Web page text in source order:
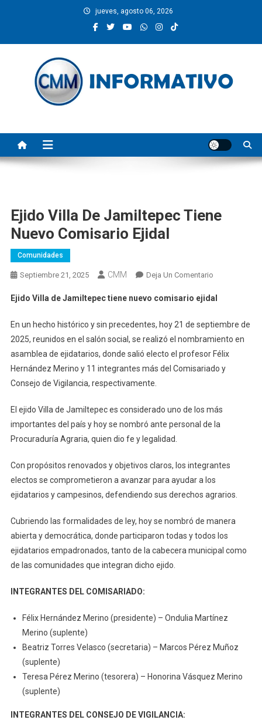
jueves, agosto 06, 2026
Ejido Villa De Jamiltepec Tiene
Nuevo Comisario Ejidal
Comunidades
Septiembre 21, 2025 CMM Deja Un ComentarioEn
Villa
Jamiltepec
Tiene
Nuevo
Comisario
Ejido Villa de Jamiltepec tiene nuevo comisario ejidal
En un hecho histórico y sin precedentes, hoy 21 de septiembre de
2025, reunidos en el salón social, se realizó el nombramiento en
asamblea de ejidatarios, donde salió electo el profesor Félix
Hernández Merino y 11 integrantes más del Comisariado y
Consejo de Vigilancia, respectivamente.
El ejido Villa de Jamiltepec es considerado uno de los más
importantes del país y hoy se nombró ante personal de la
Procuraduría Agraria, quien dio fe y legalidad.
Con propósitos renovados y objetivos claros, los integrantes
electos se comprometieron a avanzar para ayudar a los
ejidatarios y campesinos, defendiendo sus derechos agrarios.
Cubriendo las formalidades de ley, hoy se nombró de manera
abierta y democrática, donde participaron todas y todos los
ejidatarios empadronados, tanto de la cabecera municipal como
de las comunidades que integran dicho ejido.
INTEGRANTES DEL COMISARIADO:
Félix Hernández Merino (presidente) – Ondulia Martínez
Merino (suplente)
Beatriz Torres Velasco (secretaria) – Marcos Pérez Muñoz
(suplente)
Teresa Pérez Merino (tesorera) – Honorina Vásquez Merino
(suplente)
INTEGRANTES DEL CONSEJO DE VIGILANCIA: